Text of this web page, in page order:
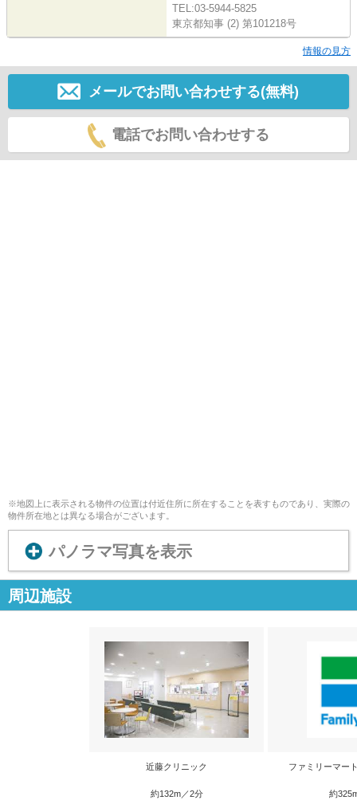
TEL:03-5944-5825
東京都知事 (2) 第101218号
情報の見方
メールでお問い合わせする(無料)
電話でお問い合わせする
※地図上に表示される物件の位置は付近住所に所在することを表すものであり、実際の
物件所在地とは異なる場合がございます。
パノラマ写真を表示
周辺施設
近藤クリニック
約132m／2分
ファミリーマー
約